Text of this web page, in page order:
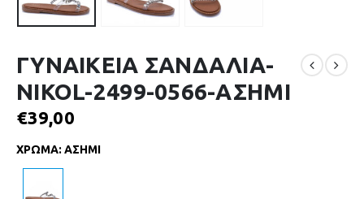
ΓΥΝΑΙΚΕΙΑ ΣΑΝΔΑΛΙΑ-
NIKOL-2499-0566-ΑΣΗΜΙ
€39,00
ΧΡΩΜΑ: ΑΣΗΜΙ